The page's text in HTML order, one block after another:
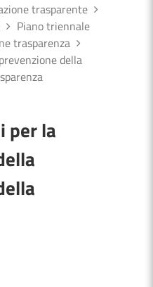
trasparente
Piano triennale
trasparenza
della
per la